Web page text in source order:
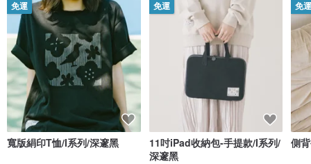
免運
寬版絹印T恤/I系列/深邃黑
免運
11吋iPad收納包-手提款/I系列/
深邃黑
免
側